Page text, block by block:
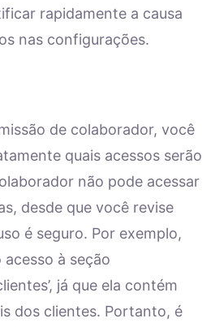
rapidamente a causa
nas configurações.
de colaborador, você
quais acessos serão
não pode acessar
desde que você revise
é seguro. Por exemplo,
à seção
já que ela contém
dos clientes. Portanto, é